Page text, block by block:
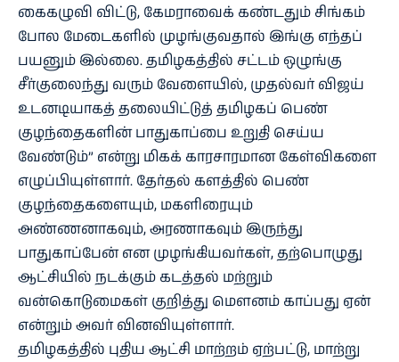
கைகழுவி விட்டு, கேமராவைக் கண்டதும் சிங்கம்
போல மேடைகளில் முழங்குவதால் இங்கு எந்தப்
பயனும் இல்லை. தமிழகத்தில் சட்டம் ஒழுங்கு
சீர்குலைந்து வரும் வேளையில், முதல்வர் விஜய்
உடனடியாகத் தலையிட்டுத் தமிழகப் பெண்
குழந்தைகளின் பாதுகாப்பை உறுதி செய்ய
வேண்டும்” என்று மிகக் காரசாரமான கேள்விகளை
எழுப்பியுள்ளார். தேர்தல் களத்தில் பெண்
குழந்தைகளையும், மகளிரையும்
அண்ணனாகவும், அரணாகவும் இருந்து
பாதுகாப்பேன் என முழங்கியவர்கள், தற்பொழுது
ஆட்சியில் நடக்கும் கடத்தல் மற்றும்
வன்கொடுமைகள் குறித்து மௌனம் காப்பது ஏன்
என்றும் அவர் வினவியுள்ளார்.
தமிழகத்தில் புதிய ஆட்சி மாற்றம் ஏற்பட்டு, மாற்று